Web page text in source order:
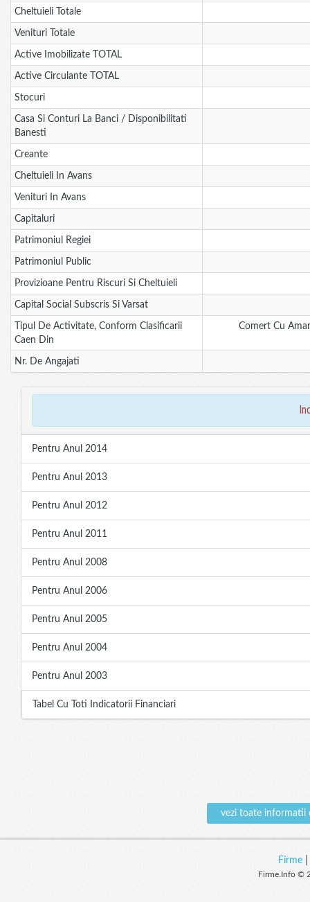
Cheltuieli Totale
Venituri Totale
Active Imobilizate TOTAL
Active Circulante TOTAL
Stocuri
Casa Si Conturi La Banci / Disponibilitati
Banesti
Creante
Cheltuieli In Avans
Venituri In Avans
Capitaluri
Patrimoniul Regiei
Patrimoniul Public
Provizioane Pentru Riscuri Si Cheltuieli
Capital Social Subscris Si Varsat
Tipul De Activitate, Conform Clasificarii
Caen Din
Comert Cu
Nr. De Angajati
Pentru Anul 2014
Pentru Anul 2013
Pentru Anul 2012
Pentru Anul 2011
Pentru Anul 2008
Pentru Anul 2006
Pentru Anul 2005
Pentru Anul 2004
Pentru Anul 2003
Tabel Cu Toti Indicatorii Financiari
vezi toate informatii
Firme|
Firme.Info ©